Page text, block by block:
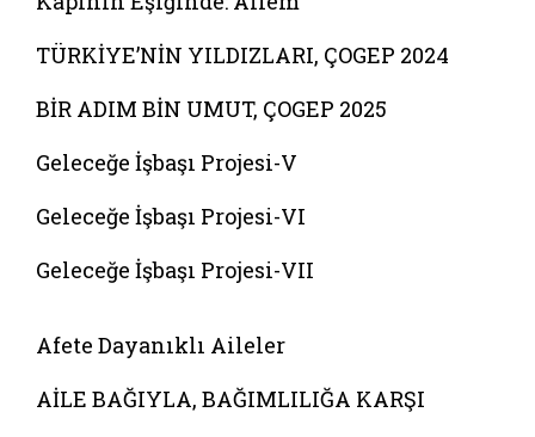
TÜRKİYE’NİN YILDIZLARI, ÇOGEP 2024
BİR ADIM BİN UMUT, ÇOGEP 2025
Geleceğe İşbaşı Projesi-V
Geleceğe İşbaşı Projesi-VI
Geleceğe İşbaşı Projesi-VII
Afete Dayanıklı Aileler
AİLE BAĞIYLA, BAĞIMLILIĞA KARŞI